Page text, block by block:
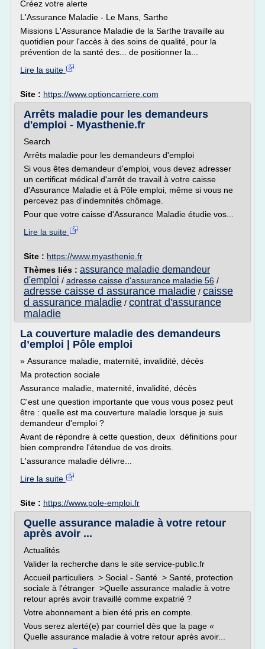
Créez votre alerte
L'Assurance Maladie - Le Mans, Sarthe
Missions L'Assurance Maladie de la Sarthe travaille au
quotidien pour l'accès à des soins de qualité, pour la
prévention de la santé des... de positionner la...
Lire la suite
Site : https://www.optioncarriere.com
Arrêts maladie pour les demandeurs
d'emploi - Myasthenie.fr
Search
Arrêts maladie pour les demandeurs d'emploi
Si vous êtes demandeur d'emploi, vous devez adresser
un certificat médical d'arrêt de travail à votre caisse
d'Assurance Maladie et à Pôle emploi, même si vous ne
percevez pas d'indemnités chômage.
Pour que votre caisse d'Assurance Maladie étudie vos...
Lire la suite
Site : https://www.myasthenie.fr
Thèmes liés : assurance maladie demandeur
d'emploi / adresse caisse d'assurance maladie 56 /
adresse caisse d assurance maladie / caisse
d assurance maladie / contrat d'assurance
maladie
La couverture maladie des demandeurs
d’emploi | Pôle emploi
» Assurance maladie, maternité, invalidité, décès
Ma protection sociale
Assurance maladie, maternité, invalidité, décès
C'est une question importante que vous vous posez peut
être : quelle est ma couverture maladie lorsque je suis
demandeur d'emploi ?
Avant de répondre à cette question, deux définitions pour
bien comprendre l'étendue de vos droits.
L'assurance maladie délivre...
Lire la suite
Site : https://www.pole-emploi.fr
Quelle assurance maladie à votre retour
après avoir ...
Actualités
Valider la recherche dans le site service-public.fr
Accueil particuliers > Social - Santé > Santé, protection
sociale à l'étranger >Quelle assurance maladie à votre
retour après avoir travaillé comme expatrié ?
Votre abonnement a bien été pris en compte.
Vous serez alerté(e) par courriel dès que la page «
Quelle assurance maladie à votre retour après avoir...